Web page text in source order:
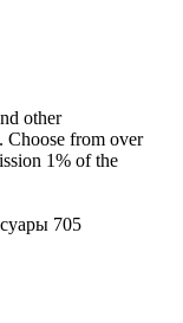
other
Choose from over
1% of the
705